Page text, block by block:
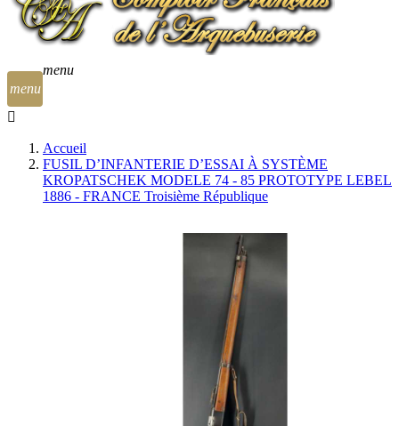
menu
menu
Accueil
FUSIL D’INFANTERIE D’ESSAI À SYSTÈME
KROPATSCHEK MODELE 74 - 85 PROTOTYPE LEBEL
1886 - FRANCE Troisième République